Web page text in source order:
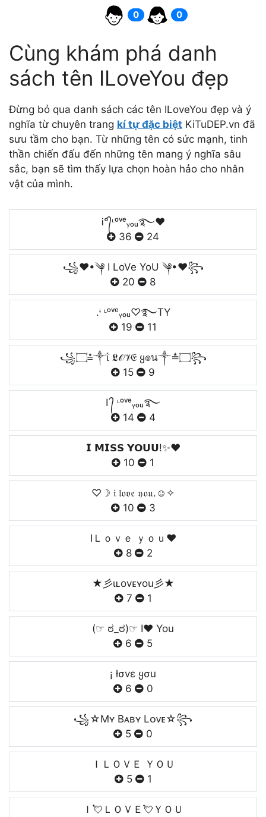
0 0
Cùng khám phá danh
sách tên ILoveYou đẹp
Đừng bỏ qua danh sách các tên ILoveYou đẹp và ý
nghĩa từ chuyên trang kí tự đặc biệt KiTuDEP.vn đã
sưu tầm cho bạn. Từ những tên có sức mạnh, tinh
thần chiến đấu đến những tên mang ý nghĩa sâu
sắc, bạn sẽ tìm thấy lựa chọn hoàn hảo cho nhân
vật của mình.
Ꭵ°᭄ᶫᵒᵛᵉᵧₒᵤ࿐♥
36
24
꧁❤•༆ I LoVe YoU ༆•❤꧂
20
8
.ᶤ ᶫᵒᵛᵉᵧₒᵤ♡࿐TY
19
11
꧁۝≛༒ΐ 𝕷𝒪𝒱𝔈 ყ๏น༒≛۝꧂
15
9
I ᭄ ᶫᵒᵛᵉᵧₒᵤ࿐
14
4
𝗜 𝗠𝗜𝗦𝗦 𝗬𝗢𝗨𝗨!✨❤️
10
1
♡☽ 𝔦 𝔩𝔬𝔳𝔢 𝔶𝔬𝔲.☺︎✧
10
3
IＬｏｖｅ ｙｏｕ❤
8
2
★彡ιʟovᴇʏou彡★
7
1
(☞ ಠ_ಠ)☞ I❤️ You
6
5
¡ łσvε ყσu
6
0
꧁☆Mʏ Bᴀʙʏ Lᴏᴠᴇ☆꧂
5
0
ＩＬＯＶＥ ＹＯＵ
5
1
Ｉ💘ＬＯＶＥ💘ＹＯＵ